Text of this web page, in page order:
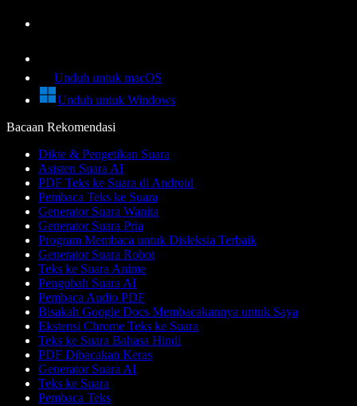
Unduh untuk macOS
Unduh untuk Windows
Bacaan Rekomendasi
Dikte & Pengetikan Suara
Asisten Suara AI
PDF Teks ke Suara di Android
Pembaca Teks ke Suara
Generator Suara Wanita
Generator Suara Pria
Program Membaca untuk Disleksia Terbaik
Generator Suara Robot
Teks ke Suara Anime
Pengubah Suara AI
Pembaca Audio PDF
Bisakah Google Docs Membacakannya untuk Saya
Ekstensi Chrome Teks ke Suara
Teks ke Suara Bahasa Hindi
PDF Dibacakan Keras
Generator Suara AI
Teks ke Suara
Pembaca Teks